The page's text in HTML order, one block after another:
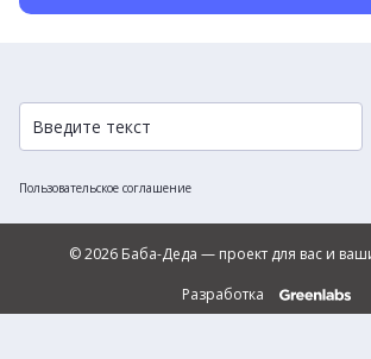
Пользовательское соглашение
© 2026 Баба-Деда — проект для вас и
Разработка